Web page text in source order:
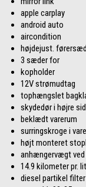
apple carplay
android auto
aircondition
højdejust.
3 sæder for
kopholder
12V strømudtag
tophængslet
skydedør i højre
beklædt varerum
surringskroge i
højt monteret
anhængervægt
14.9 kilometer pr.
diesel partikel filter